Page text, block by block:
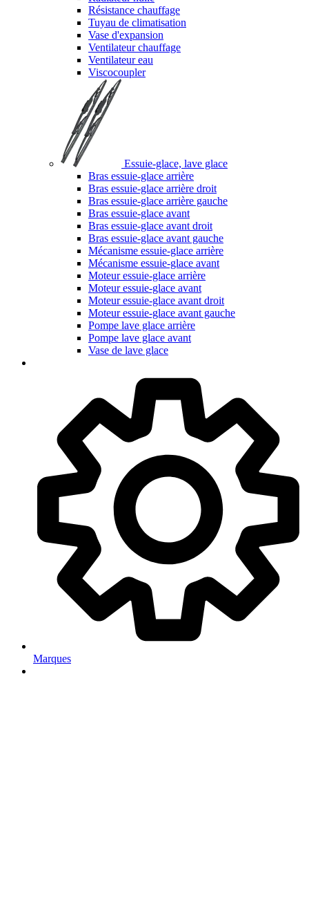
Résistance chauffage
Tuyau de climatisation
Vase d'expansion
Ventilateur chauffage
Ventilateur eau
Viscocoupler
Essuie-glace, lave glace
Bras essuie-glace arrière
Bras essuie-glace arrière droit
Bras essuie-glace arrière gauche
Bras essuie-glace avant
Bras essuie-glace avant droit
Bras essuie-glace avant gauche
Mécanisme essuie-glace arrière
Mécanisme essuie-glace avant
Moteur essuie-glace arrière
Moteur essuie-glace avant
Moteur essuie-glace avant droit
Moteur essuie-glace avant gauche
Pompe lave glace arrière
Pompe lave glace avant
Vase de lave glace
Marques